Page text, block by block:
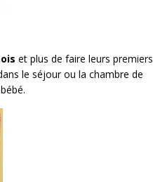
et plus de faire leurs premiers
le séjour ou la chambre de